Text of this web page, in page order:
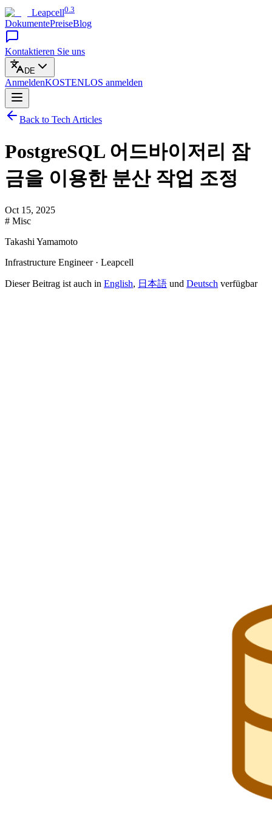
Leapcell0.3
DokumentePreiseBlog
Kontaktieren Sie uns
DE
AnmeldenKOSTENLOS anmelden
Back to Tech Articles
PostgreSQL 어드바이저리 잠
금을 이용한 분산 작업 조정
Oct 15, 2025
# Misc
Takashi Yamamoto
Infrastructure Engineer · Leapcell
Dieser Beitrag ist auch in English, 日本語 und Deutsch verfügbar